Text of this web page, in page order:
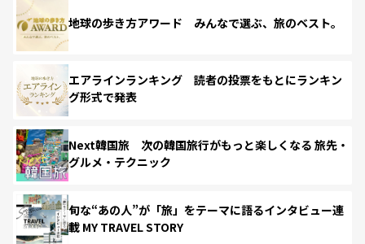
地球の歩き方アワード みんなで選ぶ、旅のベスト。
エアラインランキング 読者の投票をもとにランキン
グ形式で発表
Next韓国旅 次の韓国旅行がもっと楽しくなる 旅先・
グルメ・テクニック
旬な“あの人”が「旅」をテーマに語るインタビュー連
載 MY TRAVEL STORY